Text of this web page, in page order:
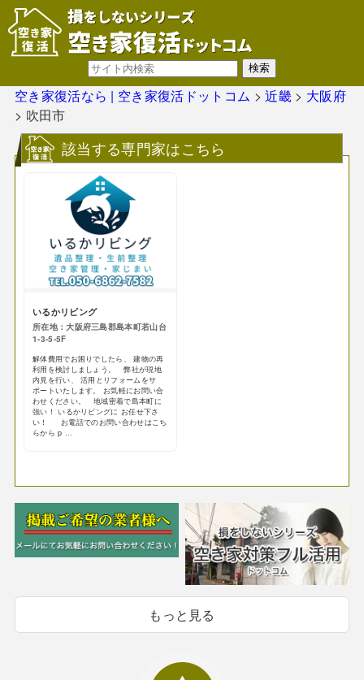
空き家復活なら | 空き家復活ドットコム >近畿> 大阪府
> 吹田市
該当する専門家はこちら
いるかリビング
所在地：大阪府三島郡島本町若山台
1-3-5-5F
解体費用でお困りでしたら、 建物の再
利用を検討しましょう。 弊社が現地
内見を行い、 活用とリフォームをサ
ポートいたします。 お気軽にお問い合
わせください。 地域密着で島本町に
強い！ いるかリビングに お任せ下さ
い！ お電話でのお問い合わせはこち
らから p ...
もっと見る